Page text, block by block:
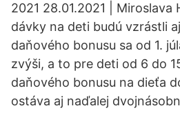
2021 28.01.2021 | Miroslava
dávky na deti budú vzrástli
daňového bonusu sa od 1.
zvýši, a to pre deti od 6 do
daňového bonusu na dieťa
ostáva aj naďalej